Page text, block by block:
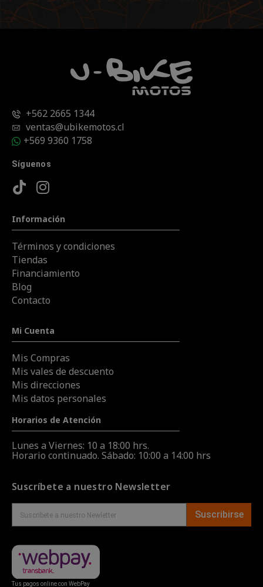
+562 2665 1344
ventas@ubikemotos.cl
+569 9360 1758
Síguenos
Información
Términos y condiciones
Tiendas
Financiamiento
Blog
Contacto
Mi Cuenta
Mis Compras
Mis vales de descuento
Mis direcciones
Mis datos personales
Horarios de Atención
Lunes a Viernes: 10 a 18:00 hrs.
Horario continuado. Sábado: 10:00 a 14:00 hrs
Suscríbete a nuestro Newsletter
Suscribirse
Tus pagos online con WebPay